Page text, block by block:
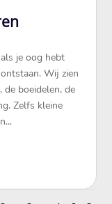
je oog hebt
Wij zien
de boeidelen, de
Zelfs kleine